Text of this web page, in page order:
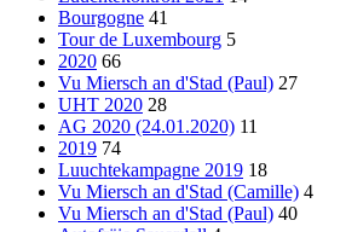
Bourgogne 41
Tour de Luxembourg 5
2020 66
Vu Miersch an d'Stad (Paul) 27
UHT 2020 28
AG 2020 (24.01.2020) 11
2019 74
Luuchtekampagne 2019 18
Vu Miersch an d'Stad (Camille) 4
Vu Miersch an d'Stad (Paul) 40